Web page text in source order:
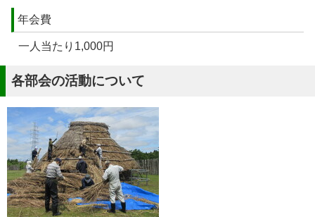
年会費
一人当たり1,000円
各部会の活動について